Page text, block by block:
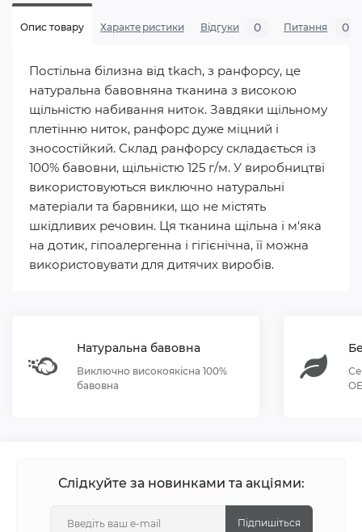
Опис товару Характеристики Відгуки 0 Питання 0
Постільна білизна від tkach, з ранфорсу, це
натуральна бавовняна тканина з високою
щільністю набивання ниток. Завдяки щільному
плетінню ниток, ранфорс дуже міцний і
зносостійкий. Склад ранфорсу складається із
100% бавовни, щільністю 125 г/м. У виробництві
використовуються виключно натуральні
матеріали та барвники, що не містять
шкідливих речовин. Ця тканина щільна і м'яка
на дотик, гіпоалергенна і гігієнічна, її можна
використовувати для дитячих виробів.
Натуральна бавовна
Виключно високоякісна 100%
бавовна
Слідкуйте за новинками та акціями:
Підпишіться